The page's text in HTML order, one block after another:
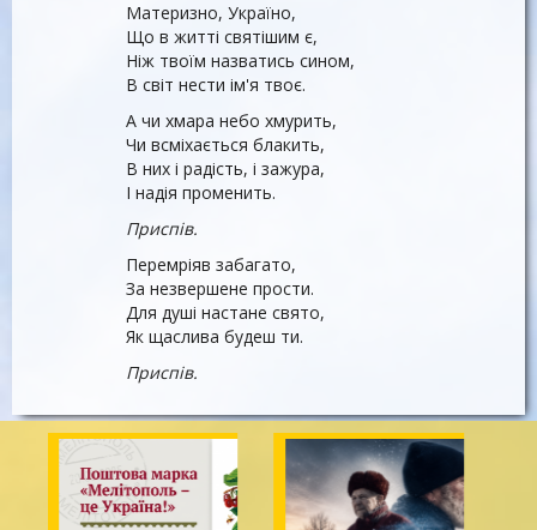
Материзно, Україно,
Що в житті святішим є,
Ніж твоїм назватись сином,
В світ нести ім'я твоє.
А чи хмара небо хмурить,
Чи всміхається блакить,
В них і радість, і зажура,
І надія променить.
Приспів.
Перемріяв забагато,
За незвершене прости.
Для душі настане свято,
Як щаслива будеш ти.
Приспів.